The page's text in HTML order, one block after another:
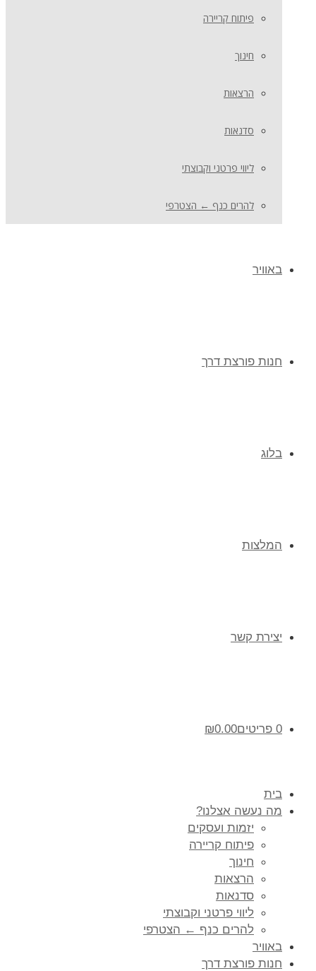
פיתוח קריירה
חינוך
הרצאות
סדנאות
ליווי פרטני וקבוצתי
להרים כנף ← הצטרפי
באוויר
חנות פורצת דרך
בלוג
המלצות
יצירת קשר
0 פריטים ₪0.00
בית
מה נעשה אצלנו?
יזמות ועסקים
פיתוח קריירה
חינוך
הרצאות
סדנאות
ליווי פרטני וקבוצתי
להרים כנף ← הצטרפי
באוויר
חנות פורצת דרך